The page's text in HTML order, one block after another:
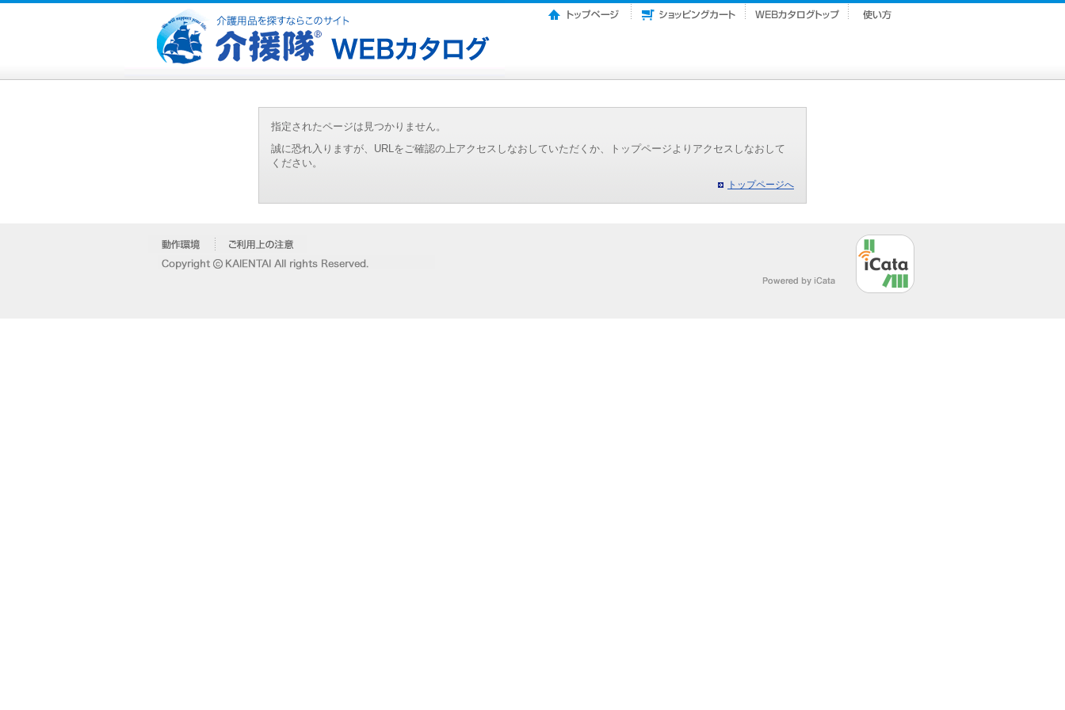
指定されたページは見つかりません。
誠に恐れ入りますが、URLをご確認の上アクセスしなおしていただくか、トップページよりアクセスしなおして
ください。
トップページへ